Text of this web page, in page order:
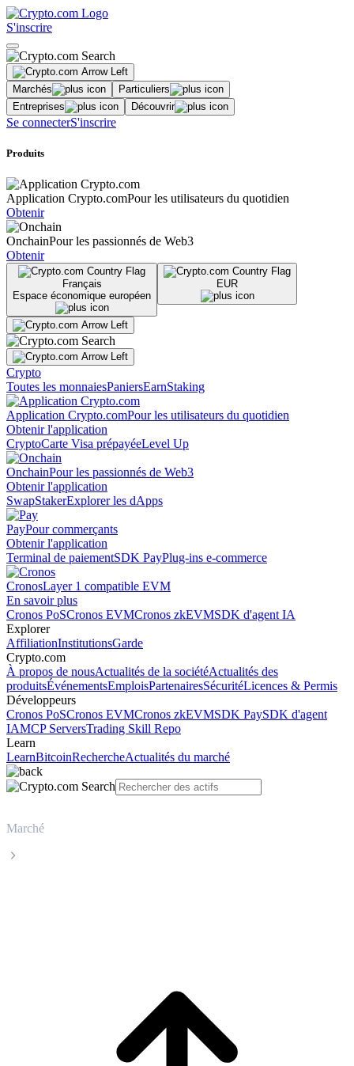
S'inscrire
Marchés
Particuliers
Entreprises
Découvrir
Se connecterS'inscrire
Produits
Application Crypto.comPour les utilisateurs du quotidien
Obtenir
OnchainPour les passionnés de Web3
Obtenir
Français
Espace économique européen
EUR
Crypto
Toutes les monnaiesPaniersEarnStaking
Application Crypto.comPour les utilisateurs du quotidien
Obtenir l'application
CryptoCarte Visa prépayéeLevel Up
OnchainPour les passionnés de Web3
Obtenir l'application
SwapStakerExplorer les dApps
PayPour commerçants
Obtenir l'application
Terminal de paiementSDK PayPlug-ins e-commerce
CronosLayer 1 compatible EVM
En savoir plus
Cronos PoSCronos EVMCronos zkEVMSDK d'agent IA
Explorer
AffiliationInstitutionsGarde
Crypto.com
À propos de nousActualités de la sociétéActualités des
produitsÉvénementsEmploisPartenairesSécuritéLicences & Permis
Développeurs
Cronos PoSCronos EVMCronos zkEVMSDK PaySDK d'agent
IAMCP ServersTrading Skill Repo
Learn
LearnBitcoinRechercheActualités du marché
Marché